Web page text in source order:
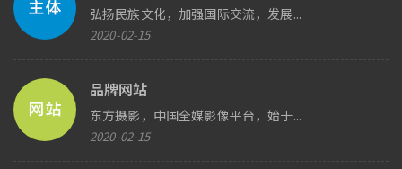
弘扬民族文化，加强国际交流，发展...
2020-02-15
品牌网站
东方摄影，中国全媒影像平台，始于...
2020-02-15